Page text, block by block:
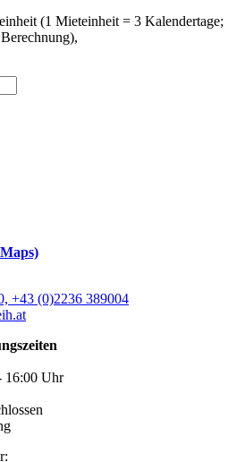
(1 Mieteinheit = 3 Kalendertage;
+43 (0)2236 389004
16:00 Uhr